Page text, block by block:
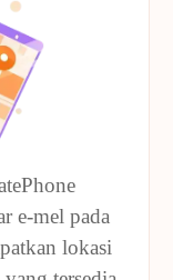
e-mel pada
lokasi